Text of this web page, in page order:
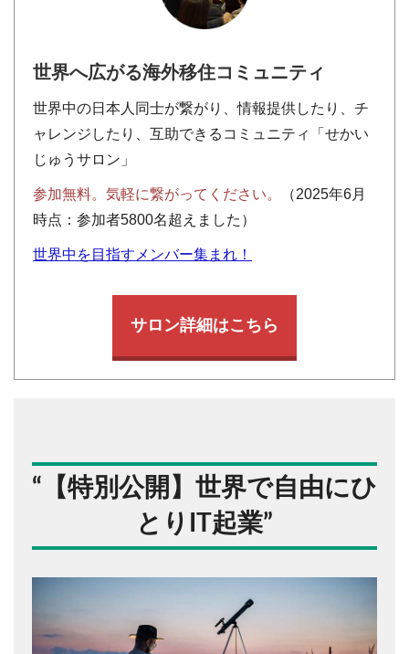
世界へ広がる海外移住コミュニティ
世界中の日本人同士が繋がり、情報提供したり、チ
ャレンジしたり、互助できるコミュニティ「せかい
じゅうサロン」
参加無料。気軽に繋がってください。
（2025年6月
時点：参加者5800名超えました）
世界中を目指すメンバー集まれ！
サロン詳細はこちら
“ 【特別公開】世界で自由にひ
とりIT起業”